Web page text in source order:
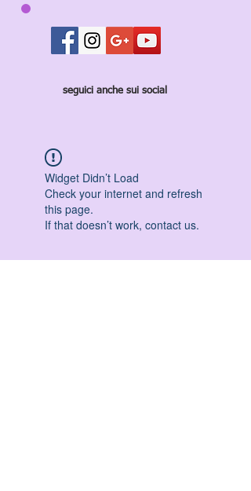
seguici anche sui social
Widget Didn’t Load
Check your internet and refresh
this page.
If that doesn’t work, contact us.